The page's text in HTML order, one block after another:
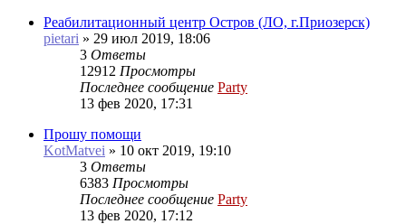
Реабилитационный центр Остров (ЛО, г.Приозерск)
pietari » 29 июл 2019, 18:06
3 Ответы
12912 Просмотры
Последнее сообщение Party
13 фев 2020, 17:31
Прошу помощи
KotMatvei » 10 окт 2019, 19:10
3 Ответы
6383 Просмотры
Последнее сообщение Party
13 фев 2020, 17:12